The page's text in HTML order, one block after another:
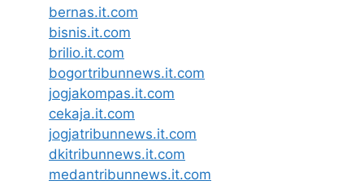
bernas.it.com
bisnis.it.com
brilio.it.com
bogortribunnews.it.com
jogjakompas.it.com
cekaja.it.com
jogjatribunnews.it.com
dkitribunnews.it.com
medantribunnews.it.com